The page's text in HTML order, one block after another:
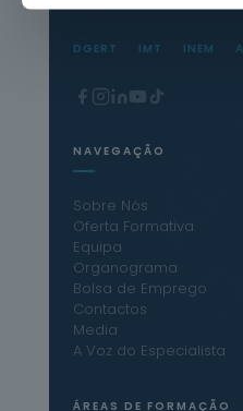
DGERT IMT INEM
NAVEGAÇÃO
Sobre Nós
Oferta Formativa
Equipa
Organograma
Bolsa de Emprego
Contactos
Media
A Voz do Especialista
ÁREAS DE FORMAÇÃO